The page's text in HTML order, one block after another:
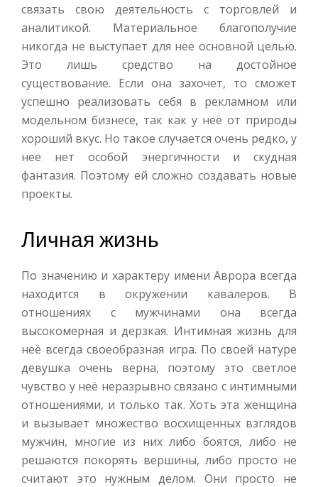
связать свою деятельность с торговлей и
аналитикой. Материальное благополучие
никогда не выступает для неё основной целью.
Это лишь средство на достойное
существование. Если она захочет, то сможет
успешно реализовать себя в рекламном или
модельном бизнесе, так как у неё от природы
хороший вкус. Но такое случается очень редко, у
нее нет особой энергичности и скудная
фантазия. Поэтому ей сложно создавать новые
проекты.
Личная жизнь
По значению и характеру имени Аврора всегда
находится в окружении кавалеров. В
отношениях с мужчинами она всегда
высокомерная и дерзкая. Интимная жизнь для
неё всегда своеобразная игра. По своей натуре
девушка очень верна, поэтому это светлое
чувство у неё неразрывно связано с интимными
отношениями, и только так. Хоть эта женщина
и вызывает множество восхищенных взглядов
мужчин, многие из них либо боятся, либо не
решаются покорять вершины, либо просто не
считают это нужным делом. Они просто не